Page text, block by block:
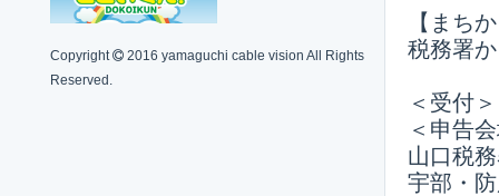
【まち
税務署
＜受付
＜申告
山口税
宇部・
Copyright
2016 yamaguchi cable vision All Rights
Reserved.